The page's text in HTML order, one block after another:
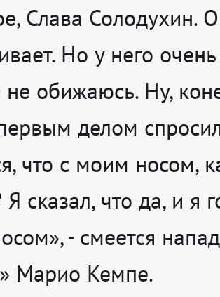
Слава Солодухин.
Но у него
обижаюсь. Ну,
делом
что с моим носом,
сказал, что да, и я
- смеется
Марио Кемпе.